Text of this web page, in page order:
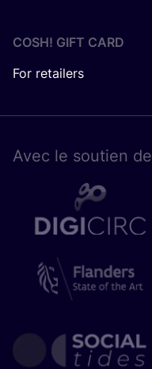
COSH! GIFT CARD
For retailers
Avec le sou­tien de